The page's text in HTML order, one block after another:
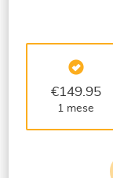
€149.95
1 mese